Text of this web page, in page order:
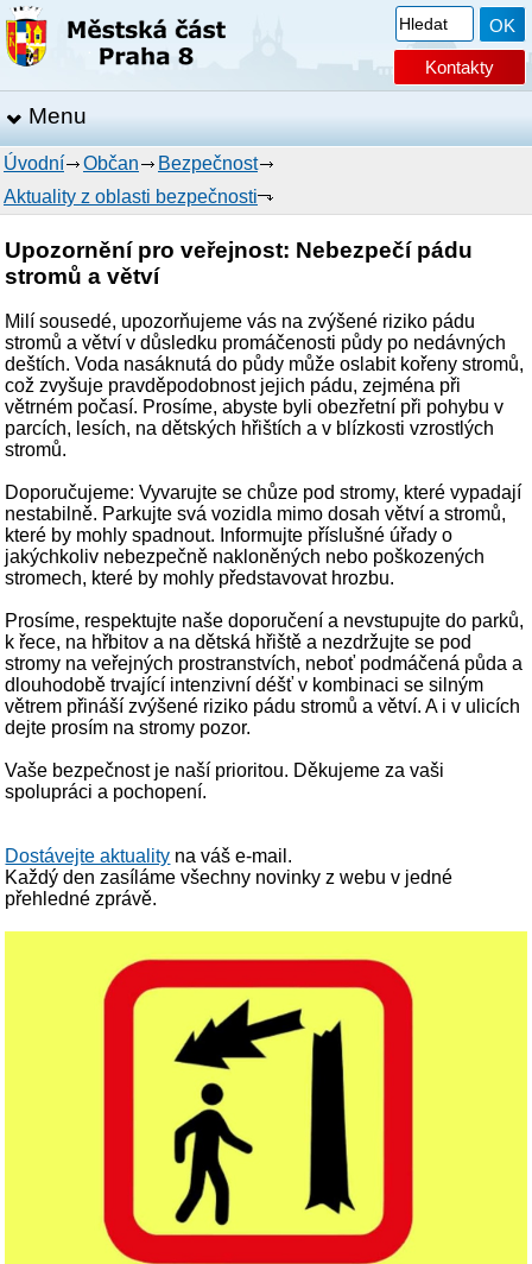
Kontakty
Menu
Úvodní Občan
Bezpečnost
Aktuality z oblasti bezpečnosti
Upozornění pro veřejnost: Nebezpečí pádu
stromů a větví
Milí sousedé, upozorňujeme vás na zvýšené riziko pádu
stromů a větví v důsledku promáčenosti půdy po nedávných
deštích. Voda nasáknutá do půdy může oslabit kořeny stromů,
což zvyšuje pravděpodobnost jejich pádu, zejména při
větrném počasí. Prosíme, abyste byli obezřetní při pohybu v
parcích, lesích, na dětských hřištích a v blízkosti vzrostlých
stromů.
Doporučujeme: Vyvarujte se chůze pod stromy, které vypadají
nestabilně. Parkujte svá vozidla mimo dosah větví a stromů,
které by mohly spadnout. Informujte příslušné úřady o
jakýchkoliv nebezpečně nakloněných nebo poškozených
stromech, které by mohly představovat hrozbu.
Prosíme, respektujte naše doporučení a nevstupujte do parků,
k řece, na hřbitov a na dětská hřiště a nezdržujte se pod
stromy na veřejných prostranstvích, neboť podmáčená půda a
dlouhodobě trvající intenzivní déšť v kombinaci se silným
větrem přináší zvýšené riziko pádu stromů a větví. A i v ulicích
dejte prosím na stromy pozor.
Vaše bezpečnost je naší prioritou. Děkujeme za vaši
spolupráci a pochopení.
Dostávejte aktuality na váš e-mail.
Každý den zasíláme všechny novinky z webu v jedné
přehledné zprávě.